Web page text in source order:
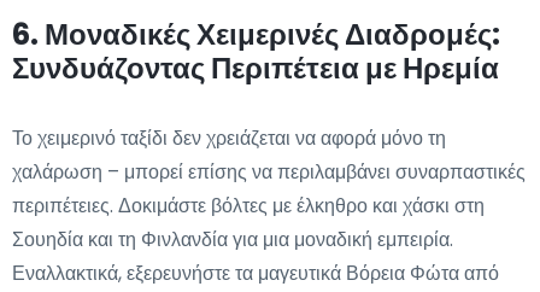
6. Μοναδικές Χειμερινές Διαδρομές:
Συνδυάζοντας Περιπέτεια με Ηρεμία
Το χειμερινό ταξίδι δεν χρειάζεται να αφορά μόνο τη
χαλάρωση – μπορεί επίσης να περιλαμβάνει συναρπαστικές
περιπέτειες. Δοκιμάστε βόλτες με έλκηθρο και χάσκι στη
Σουηδία και τη Φινλανδία για μια μοναδική εμπειρία.
Εναλλακτικά, εξερευνήστε τα μαγευτικά Βόρεια Φώτα από